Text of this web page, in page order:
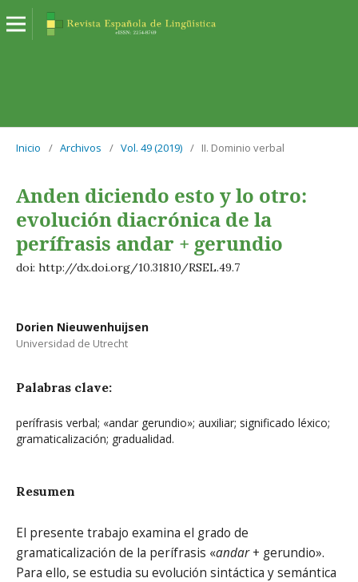
Inicio / Archivos / Vol. 49 (2019) / II. Dominio verbal
Anden diciendo esto y lo otro:
evolución diacrónica de la
perífrasis andar + gerundio
doi: http://dx.doi.org/10.31810/RSEL.49.7
Dorien Nieuwenhuijsen
Universidad de Utrecht
Palabras clave:
perífrasis verbal; «andar gerundio»; auxiliar; significado léxico;
gramaticalización; gradualidad.
Resumen
El presente trabajo examina el grado de
gramaticalización de la perífrasis «andar+ gerundio».
Para ello, se estudia su evolución sintáctica y semántica